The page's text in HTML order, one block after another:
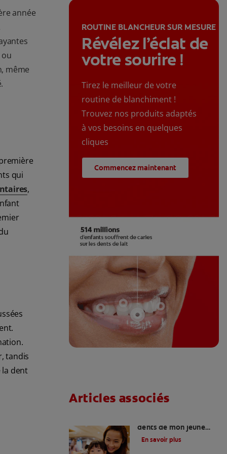
année
même
qui
,
tandis
la dent
ROUTINE BLANCHEUR SUR MESURE
Révélez l’éclat de
votre sourire !
Tirez le meilleur de votre
routine de blanchiment !
Trouvez nos produits adaptés
à vos besoins en quelques
cliques
Commencez maintenant
Articles associés
dents de mon jeune
enfant?
En savoir plus